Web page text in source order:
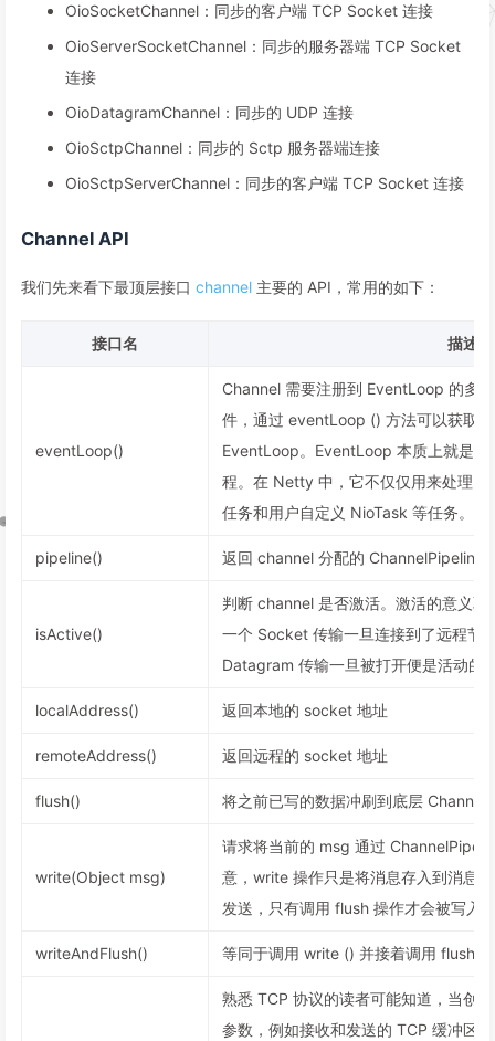
OioSocketChannel：同步的客户端 TCP Socket 连接
OioServerSocketChannel：同步的服务器端 TCP Socket
连接
OioDatagramChannel：同步的 UDP 连接
OioSctpChannel：同步的 Sctp 服务器端连接
OioSctpServerChannel：同步的客户端 TCP Socket 连接
Channel API
我们先来看下最顶层接口 channel 主要的 API，常用的如下：
接口名 描述
eventLoop()
Channel 需要注册到 EventLoop 的多
件，通过 eventLoop () 方法可以获取
EventLoop。EventLoop 本质上就是
程。在 Netty 中，它不仅仅用来处理网
任务和用户自定义 NioTask 等任务。
pipeline() 返回 channel 分配的 ChannelPipeline
isActive()
判断 channel 是否激活。激活的意义
一个 Socket 传输一旦连接到了远程节
Datagram 传输一旦被打开便是活动的
localAddress() 返回本地的 socket 地址
remoteAddress() 返回远程的 socket 地址
flush() 将之前已写的数据冲刷到底层 Channel
write(Object msg)
请求将当前的 msg 通过
意，write 操作只是将消息存入到消息
发送，只有调用 flush 操作才会被写入
writeAndFlush() 等同于调用 write () 并接着调用 flush ()
熟悉 TCP 协议的读者可能知道，当创
参数，例如接收和发送的 TCP 缓冲区